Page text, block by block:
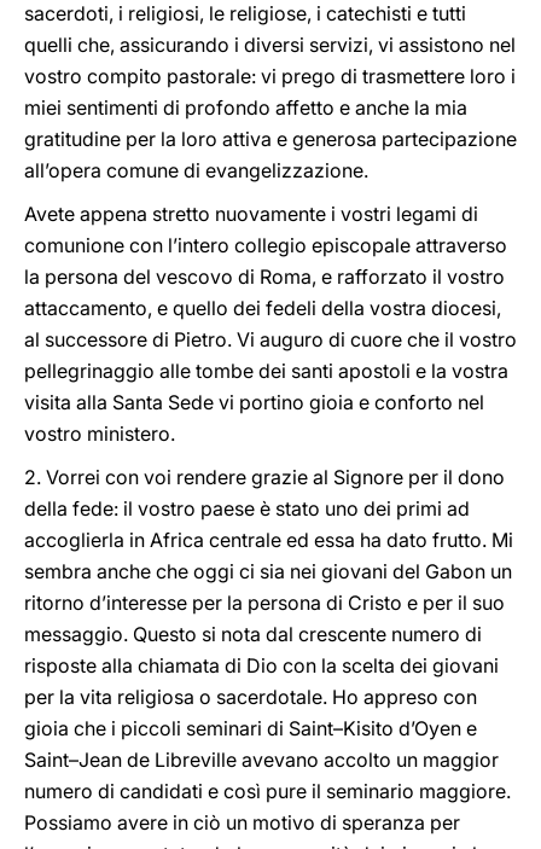
sacerdoti, i religiosi, le religiose, i catechisti e tutti
quelli che, assicurando i diversi servizi, vi assistono nel
vostro compito pastorale: vi prego di trasmettere loro i
miei sentimenti di profondo affetto e anche la mia
gratitudine per la loro attiva e generosa partecipazione
all’opera comune di evangelizzazione.
Avete appena stretto nuovamente i vostri legami di
comunione con l’intero collegio episcopale attraverso
la persona del vescovo di Roma, e rafforzato il vostro
attaccamento, e quello dei fedeli della vostra diocesi,
al successore di Pietro. Vi auguro di cuore che il vostro
pellegrinaggio alle tombe dei santi apostoli e la vostra
visita alla Santa Sede vi portino gioia e conforto nel
vostro ministero.
2. Vorrei con voi rendere grazie al Signore per il dono
della fede: il vostro paese è stato uno dei primi ad
accoglierla in Africa centrale ed essa ha dato frutto. Mi
sembra anche che oggi ci sia nei giovani del Gabon un
ritorno d’interesse per la persona di Cristo e per il suo
messaggio. Questo si nota dal crescente numero di
risposte alla chiamata di Dio con la scelta dei giovani
per la vita religiosa o sacerdotale. Ho appreso con
gioia che i piccoli seminari di Saint–Kisito d’Oyen e
Saint–Jean de Libreville avevano accolto un maggior
numero di candidati e così pure il seminario maggiore.
Possiamo avere in ciò un motivo di speranza per